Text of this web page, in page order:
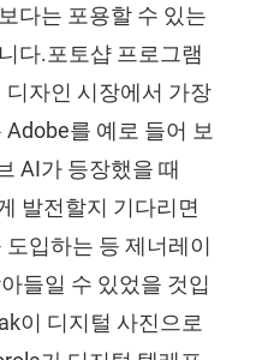
다는 포용할 수 있는
다.포토샵 프로그램
자인 시장에서 가장
를 예로 들어 보
AI가 등장했을 때
발전할지 기다리면
입하는 등 제너레이
들일 수 있었을 것입
이 디지털 사진으로